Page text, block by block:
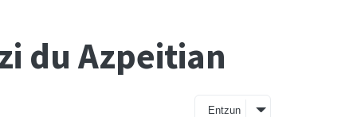
du Azpeitian
Entzun